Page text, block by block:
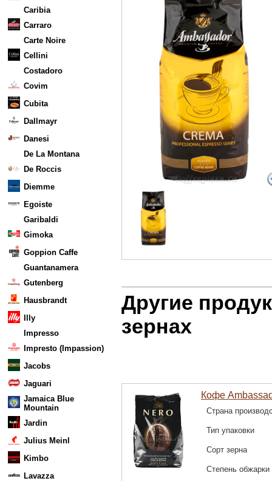
Caribia
Carraro
Carte Noire
Cellini
Costadoro
Covim
Cubita
Dallmayr
Danesi
De La Montana
De Roccis
Diemme
Egoiste
Garibaldi
Gimoka
Goppion Caffe
Guantanamera
Gutenberg
Hausbrandt
Illy
Impresso
Impresto (Impassion)
Jacobs
Jaguari
Jamaica Blue
Mountain
Jardin
Julius Meinl
Kimbo
Lavazza
Другие
зернах
Кофе
Страна
Тип упаковки
Сорт зерна
Степень обжарки